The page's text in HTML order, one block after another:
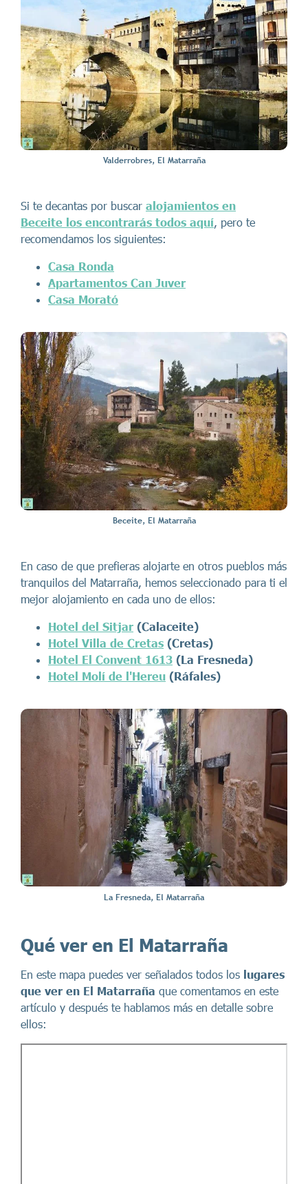
Valderrobres, El Matarraña
Si te decantas por buscar alojamientos en
Beceite los encontrarás todos aquí, pero te
recomendamos los siguientes:
Casa Ronda
Apartamentos Can Juver
Casa Morató
Beceite, El Matarraña
En caso de que prefieras alojarte en otros pueblos más
tranquilos del Matarraña, hemos seleccionado para ti el
mejor alojamiento en cada uno de ellos:
Hotel del Sitjar (Calaceite)
Hotel Villa de Cretas (Cretas)
Hotel El Convent 1613 (La Fresneda)
Hotel Molí de l'Hereu (Ráfales)
La Fresneda, El Matarraña
Qué ver en El Matarraña
En este mapa puedes ver señalados todos los lugares
que ver en El Matarraña que comentamos en este
artículo y después te hablamos más en detalle sobre
ellos: